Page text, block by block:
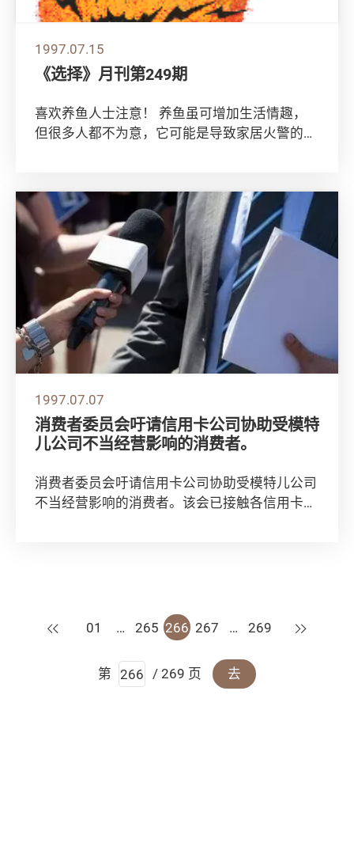
1997.07.15
《选择》月刊第249期
喜欢养鱼人士注意！ 养鱼虽可增加生活情趣，
但很多人都不为意，它可能是导致家居火警的原
1997.07.07
消费者委员会吁请信用卡公司协助受模特
儿公司不当经营影响的消费者。
消费者委员会吁请信用卡公司协助受模特儿公司
不当经营影响的消费者。该会已接触各信用卡公
上一页
01 … 265 266 267 … 269 下一页
第 / 269 页 去